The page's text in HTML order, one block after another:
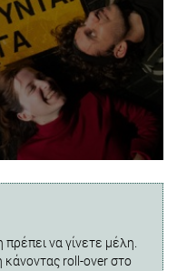
να γίνετε μέλη.
roll-over στο